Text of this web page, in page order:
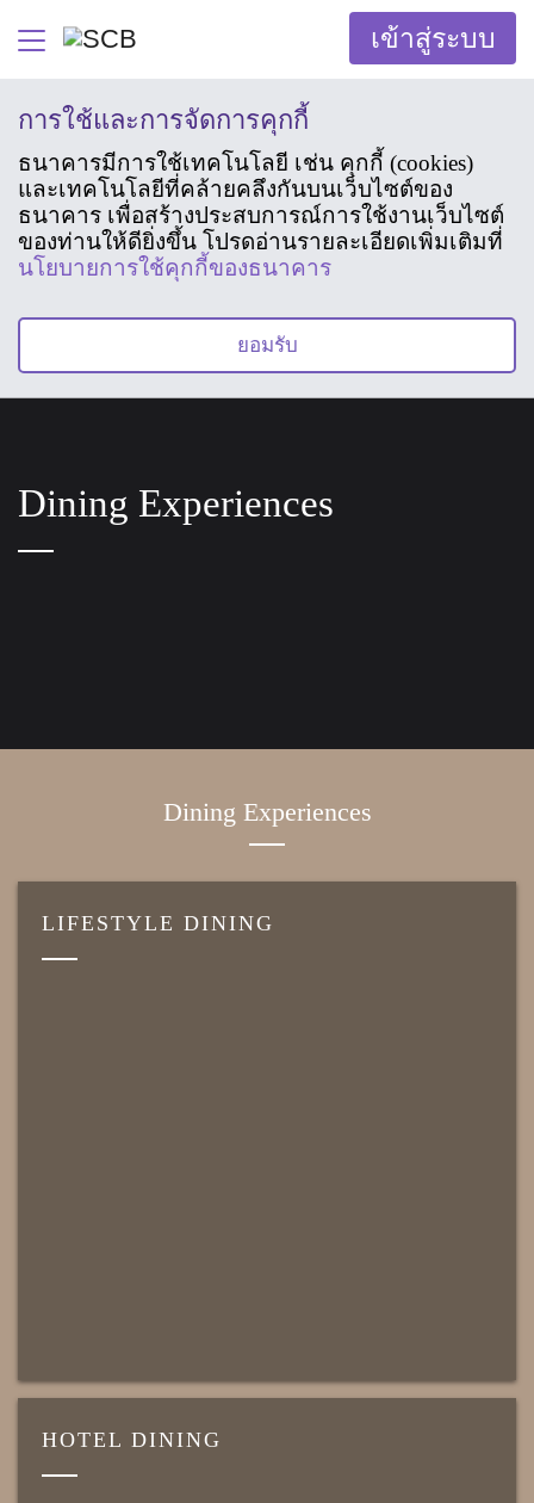
เข้าสู่ระบบ
การใช้และการจัดการคุกกี้
ธนาคารมีการใช้เทคโนโลยี เช่น คุกกี้ (cookies)
และเทคโนโลยีที่คล้ายคลึงกันบนเว็บไซต์ของ
ธนาคาร เพื่อสร้างประสบการณ์การใช้งานเว็บไซต์
ของท่านให้ดียิ่งขึ้น โปรดอ่านรายละเอียดเพิ่มเติมที่
นโยบายการใช้คุกกี้ของธนาคาร
ยอมรับ
Dining Experiences
Dining Experiences
LIFESTYLE DINING
HOTEL DINING